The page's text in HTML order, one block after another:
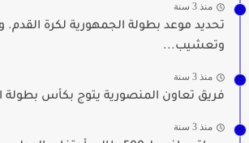
منذ 3 سنة
تحديد موعد بطولة الجمهورية لكرة القدم.
وتعشيب...
منذ 3 سنة
فريق تعاون المنصورية يتوج بكأس بطولة
منذ 3 سنة